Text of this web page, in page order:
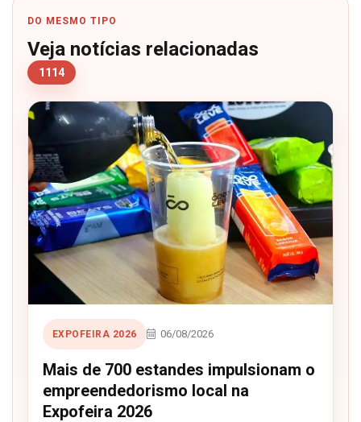
DO MESMO TIPO
Veja notícias relacionadas
1114
EXPOFEIRA 2026 06/08/2026
Mais de 700 estandes impulsionam o
empreendedorismo local na
Expofeira 2026